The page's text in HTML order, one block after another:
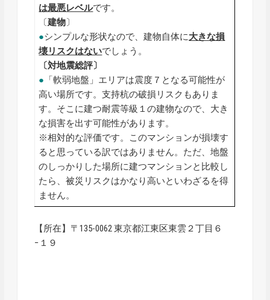
は最悪レベルです。
〔建物〕
●シンプルな形状なので、建物自体に大きな損
壊リスクはないでしょう。
〔対地震総評〕
● 「軟弱地盤」エリアは震度７となる可能性が
高い場所です。支持杭の破損リスクもありま
す。そこに建つ耐震等級１の建物なので、大き
な損害を出す可能性があります。
※相対的な評価です。このマンションが損壊す
ると思っている訳ではありません。ただ、地盤
のしっかりした場所に建つマンションと比較し
たら、被災リスクはかなり高いといわざるを得
ません。
【所在】〒135-0062 東京都江東区東雲２丁目６
−１９